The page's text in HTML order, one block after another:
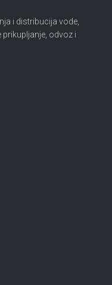
i distribucija vode,
prikupljanje, odvoz i